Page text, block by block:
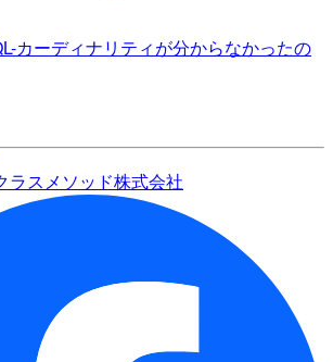
カーディナリティが分からなかったの
ラスメソッド株式会社